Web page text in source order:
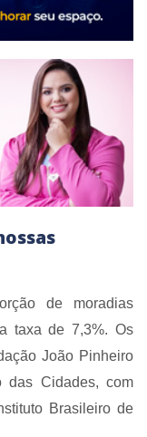
de moradias
taxa de 7,3%. Os
João Pinheiro
das Cidades, com
Brasileiro de